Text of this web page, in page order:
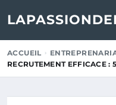
ACCUEIL
RECRUTEMENT EFFICACE :